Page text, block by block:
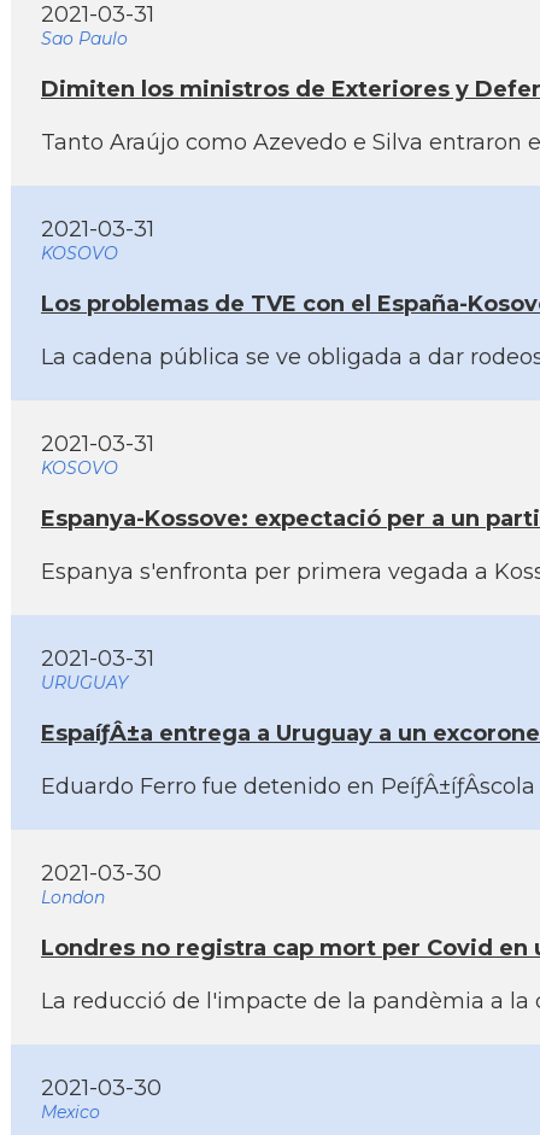
2021-03-31
Sao Paulo
Dimiten los ministros de Exteriores y
Tanto Araújo como Azevedo e Silva entraron
2021-03-31
KOSOVO
Los problemas de TVE con el España-
La cadena pública se ve obligada a dar
2021-03-31
KOSOVO
Espanya-Kossove: expectació per a un
Espanya s'enfronta per primera vegada a
2021-03-31
URUGUAY
EspaíƒÂ±a entrega a Uruguay a un
Eduardo Ferro fue detenido en
2021-03-30
London
Londres no registra cap mort per Covid
La reducció de l'impacte de la pandèmia a
2021-03-30
Mexico